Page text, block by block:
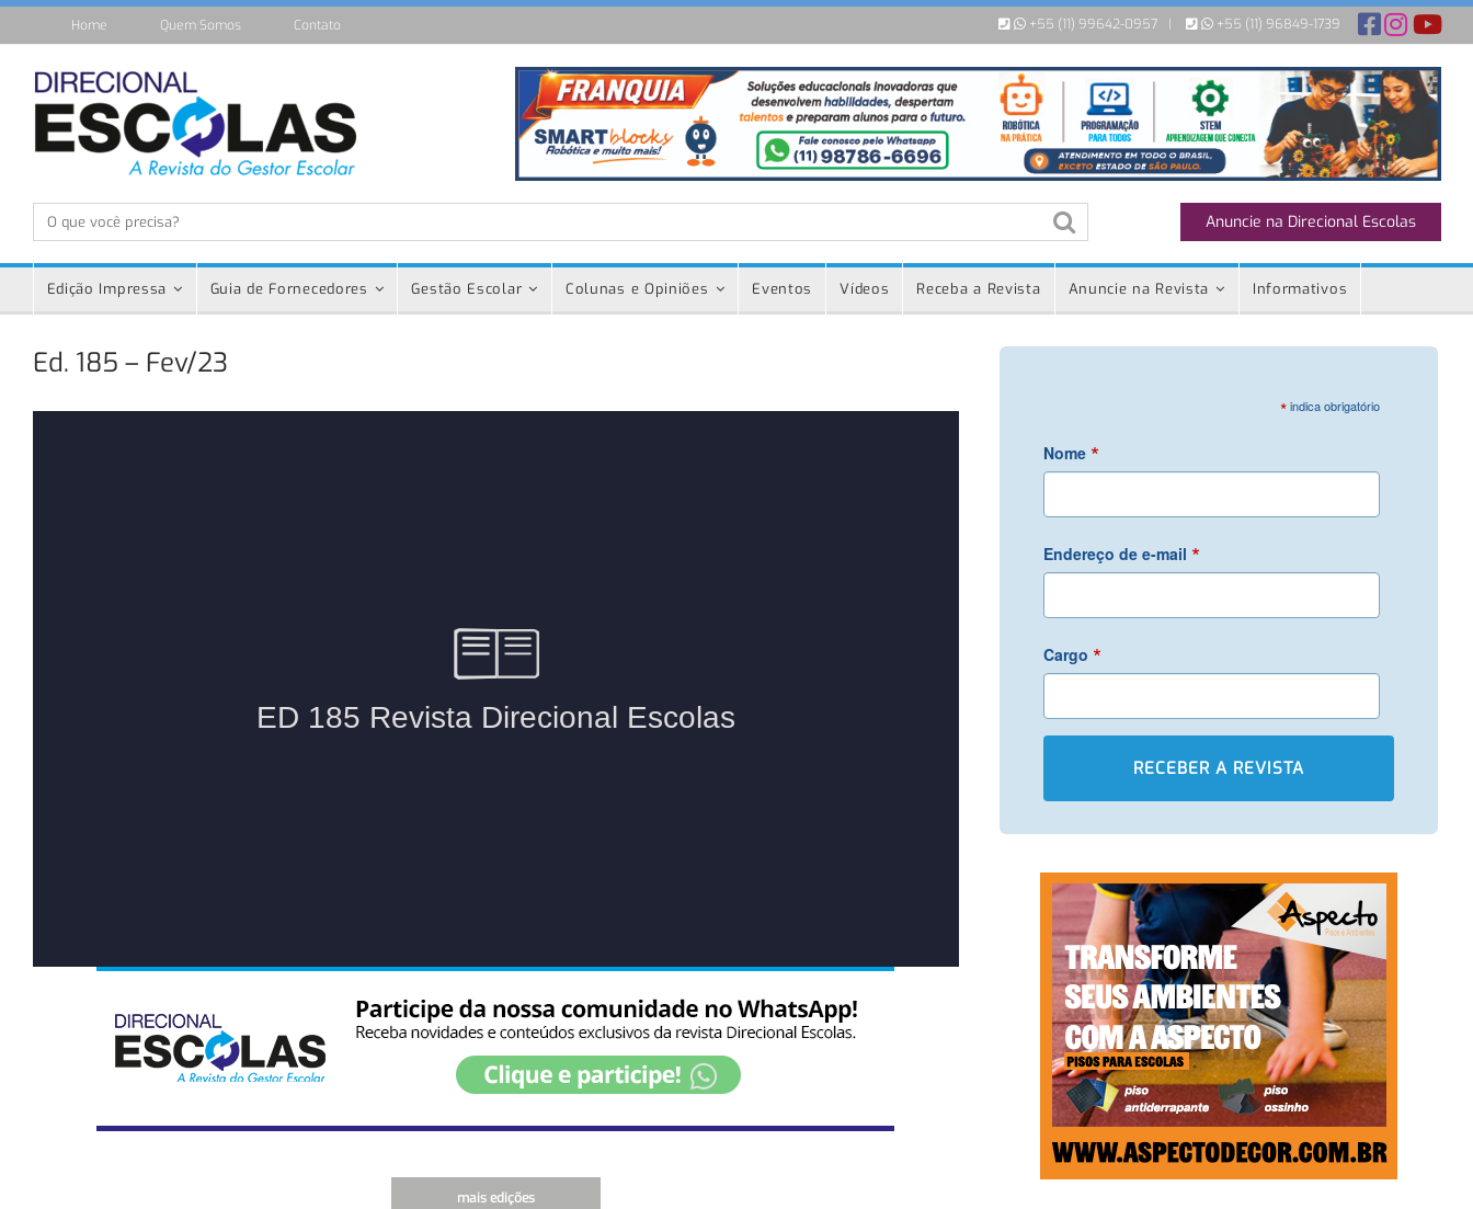
+55 (11) 99642-0957 | +55 (11) 96849-1739
Home Quem Somos Contato
Anuncie na Direcional Escolas
Edição Impressa Guia de Fornecedores Gestão Escolar Colunas e Opiniões Eventos Vídeos Receba a Revista Anuncie na Revista Informativos
Ed. 185 – Fev/23
mais edições
*indica obrigatório
Nome *
Endereço de e-mail *
Cargo *